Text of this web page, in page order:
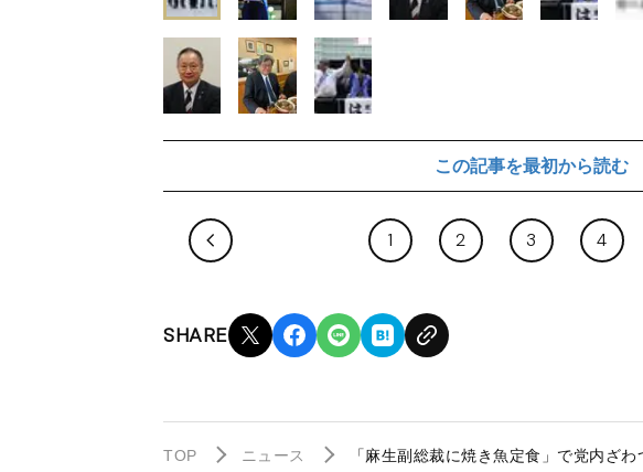
この記事を最初から読む
1 2 3 4
SHARE
TOP ニュース 「麻生副総裁に焼き魚定食」で党内ざ